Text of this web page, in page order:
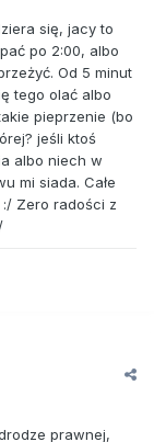
się, jacy to
po 2:00, albo
Od 5 minut
tego olać albo
pieprzenie (bo
jeśli ktoś
albo niech w
mi siada. Całe
Zero radości z
prawnej,